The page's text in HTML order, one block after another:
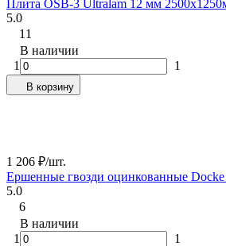
Плита OSB-3 Ultralam 12 мм
5.0
11
В наличии
1
1
В корзину
1 206 ₽/шт.
Ершенные гвозди оцинкованные
5.0
6
В наличии
1
1